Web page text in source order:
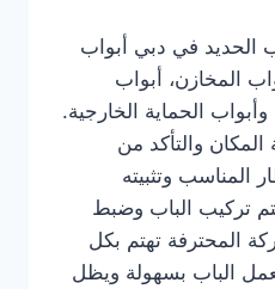
الحديد في دبي أبواب
المخازن، أبواب
الحماية الخارجية.
المكان والتأكد من
المناسب وتثبيته
تركيب الباب وضبط
المحترفة تهتم بكل
الباب بسهولة ويظل